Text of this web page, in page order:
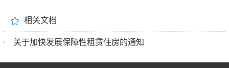
相关文档
关于加快发展保障性租赁住房的通知
湖北省建设信息中心